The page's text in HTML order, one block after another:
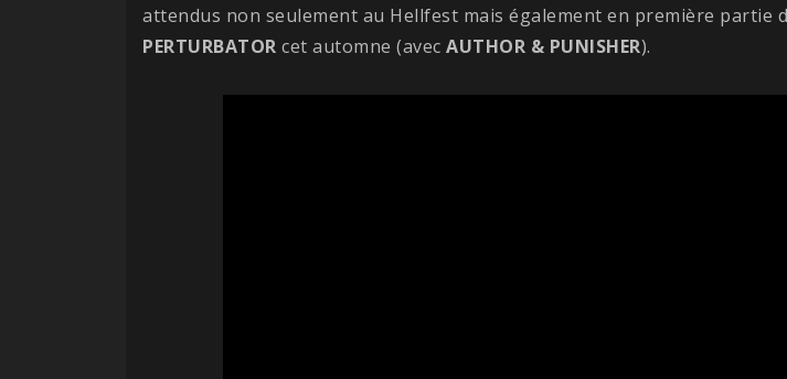
attendus non seulement au Hellfest mais également en première partie
PERTURBATOR cet automne (avec AUTHOR & PUNISHER).